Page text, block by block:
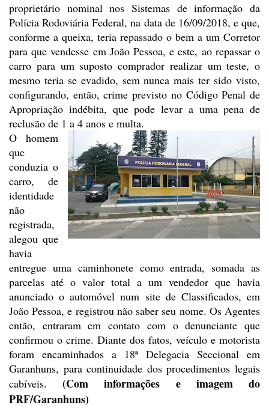
proprietário nominal nos Sistemas deinformação da
Polícia Rodoviária Federal, na data de 16/09/2018, e que,
conforme a queixa, teria repassado o bem a um Corretor
para que vendesse em JoãoPessoa, e este, ao repassar o
carro para um suposto comprador realizar umteste, o
mesmo teria se evadido, sem nunca mais ter sido visto,
configurando, então, crime previsto no Código Penal de
Apropriação indébita, que pode levar auma pena de
reclusão de 1 a 4 anos e multa.
O homem
que
conduzia o
carro, de
identidade
não
registrada,
alegou que
havia
entregue uma caminhonete comoentrada, somada as
parcelas até o valor total a um vendedor que havia
anunciado o automóvel num site de Classificados, em
João Pessoa, e registrou não saber seu nome. Os Agentes
então, entraram em contato com o denunciante que
confirmou o crime. Diante dos fatos, veículo e motorista
foram encaminhados a 18ª Delegacia Seccional em
Garanhuns, para continuidade dos procedimentos legais
cabíveis.(Com informações e imagem do
PRF/Garanhuns)